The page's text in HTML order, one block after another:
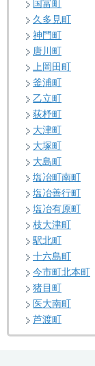
国富町
久多見町
神門町
唐川町
上岡田町
釜浦町
乙立町
荻杼町
大津町
大塚町
大島町
塩冶町南町
塩冶善行町
塩冶有原町
枝大津町
駅北町
十六島町
今市町北本町
猪目町
医大南町
芦渡町